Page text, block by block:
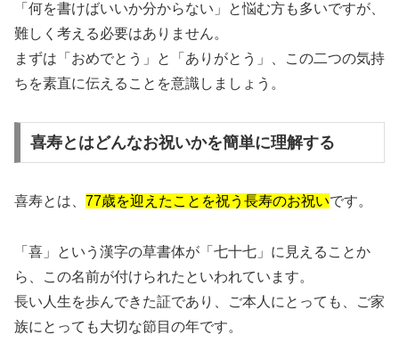
「何を書けばいいか分からない」と悩む方も多いですが、
難しく考える必要はありません。
まずは「おめでとう」と「ありがとう」、この二つの気持
ちを素直に伝えることを意識しましょう。
喜寿とはどんなお祝いかを簡単に理解する
喜寿とは、 77歳を迎えたことを祝う長寿のお祝いです。
「喜」という漢字の草書体が「七十七」に見えることか
ら、この名前が付けられたといわれています。
長い人生を歩んできた証であり、ご本人にとっても、ご家
族にとっても大切な節目の年です。